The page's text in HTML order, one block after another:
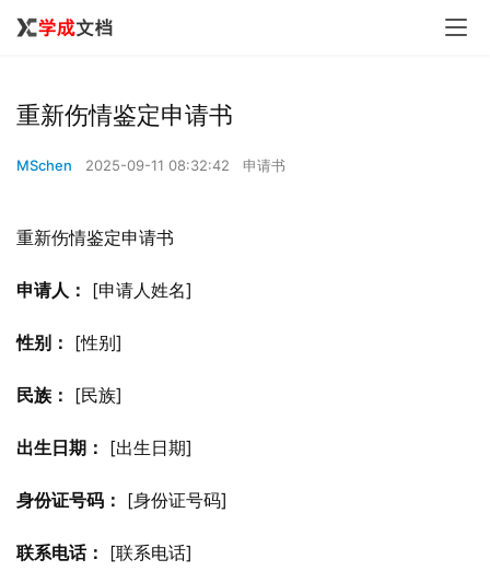
重新伤情鉴定申请书
MSchen 2025-09-11 08:32:42 申请书
重新伤情鉴定申请书
申请人： [申请人姓名]
性别： [性别]
民族： [民族]
出生日期： [出生日期]
身份证号码： [身份证号码]
联系电话： [联系电话]